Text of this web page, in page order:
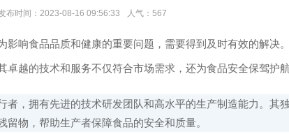
布时间：2023-08-16 09:56:33 人气：567
响食品品质和健康的重要问题，需要得到及时有效的解决
卓越的技术和服务不仅符合市场需求，还为食品安全保驾护航
，拥有先进的技术研发团队和高水平的生产制造能力。其
物，帮助生产者保障食品的安全和质量。